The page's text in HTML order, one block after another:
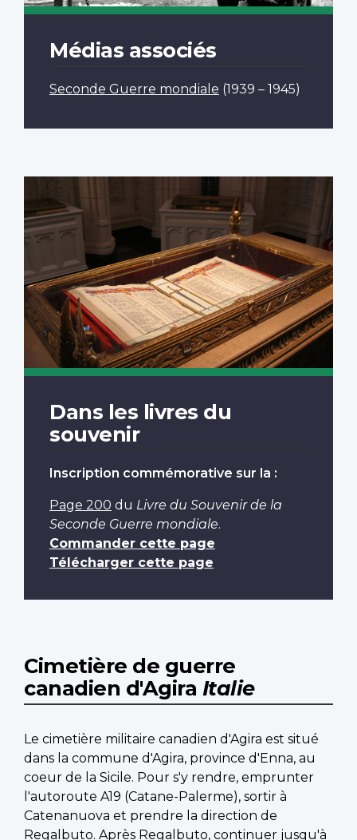
Médias associés
Seconde Guerre mondiale (1939 – 1945)
Dans les livres du
souvenir
Inscription commémorative sur la :
Page 200 du Livre du Souvenir de la
Seconde Guerre mondiale.
Commander cette page
Télécharger cette page
Cimetière de guerre
canadien d'Agira Italie
Le cimetière militaire canadien d'Agira est situé
dans la commune d'Agira, province d'Enna, au
coeur de la Sicile. Pour s'y rendre, emprunter
l'autoroute A19 (Catane-Palerme), sortir à
Catenanuova et prendre la direction de
Regalbuto. Après Regalbuto, continuer jusqu'à